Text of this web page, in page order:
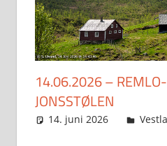
14.06.2026 –
JONSSTØLEN
14. juni 2026 Svein